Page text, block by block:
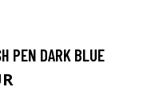
PEN DARK BLUE